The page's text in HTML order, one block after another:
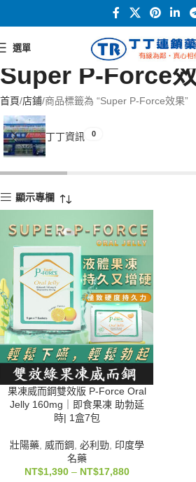
選單
Super P-Force
首頁 店鋪 商品標籤為 “Super P-Force效果”
丁丁資訊 0
顯示專欄
果凍威而鋼雙效版 P-Force Oral
Jelly 160mg｜即食果凍 助勃延
時| 1盒7包
壯陽藥, 威而鋼, 必利勁, 印度學
名藥
NT$1,390 – NT$17,880